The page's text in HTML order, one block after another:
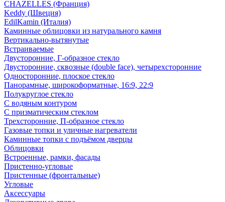
CHAZELLES (Франция)
Keddy (Швеция)
EdilKamin (Италия)
Каминные облицовки из натурального камня
Вертикально-вытянутые
Встраиваемые
Двусторонние, Г-образное стекло
Двусторонние, сквозные (double face), четырехсторонние
Односторонние, плоское стекло
Панорамные, широкоформатные, 16:9, 22:9
Полукруглое стекло
С водяным контуром
С призматическим стеклом
Трехсторонние, П-образное стекло
Газовые топки и уличные нагреватели
Каминные топки с подъёмом дверцы
Облицовки
Встроенные, рамки, фасады
Пристенно-угловые
Пристенные (фронтальные)
Угловые
Аксессуары